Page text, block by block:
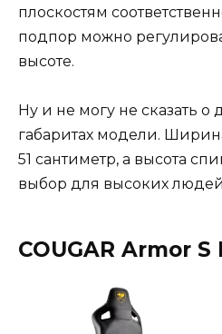
плоскостям
подпор можно
высоте.
Ну и не могу не сказать о
габаритах модели.
51 сантиметр, а высота
выбор для высоких
COUGAR Armor S